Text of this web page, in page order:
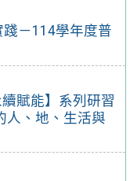
－114學年度普
賦能】系列研習
人、地、生活與